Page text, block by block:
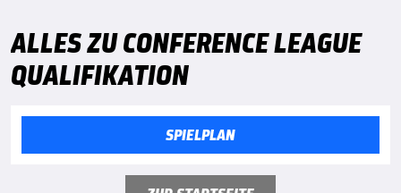
ALLES ZU CONFERENCE LEAGUE
QUALIFIKATION
SPIELPLAN